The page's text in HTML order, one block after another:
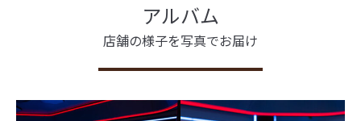
アルバム
店舗の様子を写真でお届け